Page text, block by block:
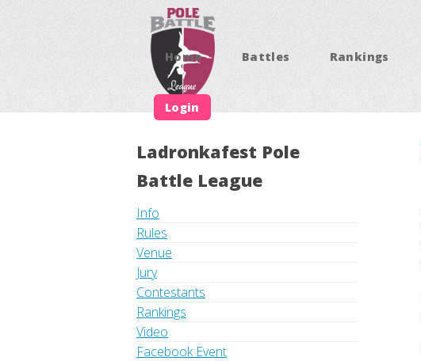
Home Battles Rankings
Login
Ladronkafest Pole
Battle League
Info
Rules
Venue
Jury
Contestants
Rankings
Video
Facebook Event